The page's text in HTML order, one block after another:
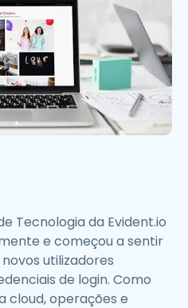
Tecnologia da Evident.io
e começou a sentir
utilizadores
de login. Como
cloud, operações e